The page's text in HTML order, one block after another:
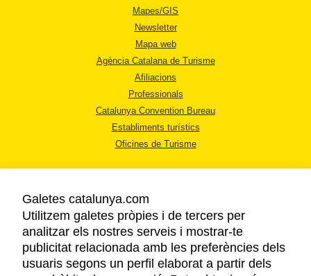
Mapes/GIS
Newsletter
Mapa web
Agència Catalana de Turisme
Afiliacions
Professionals
Catalunya Convention Bureau
Establiments turístics
Oficines de Turisme
AVÍS LEGAL
POLÍTICA DE PRIVACITAT
Galetes catalunya.com
Utilitzem galetes pròpies i de tercers per
analitzar els nostres serveis i mostrar-te
publicitat relacionada amb les preferències dels
usuaris segons un perfil elaborat a partir dels